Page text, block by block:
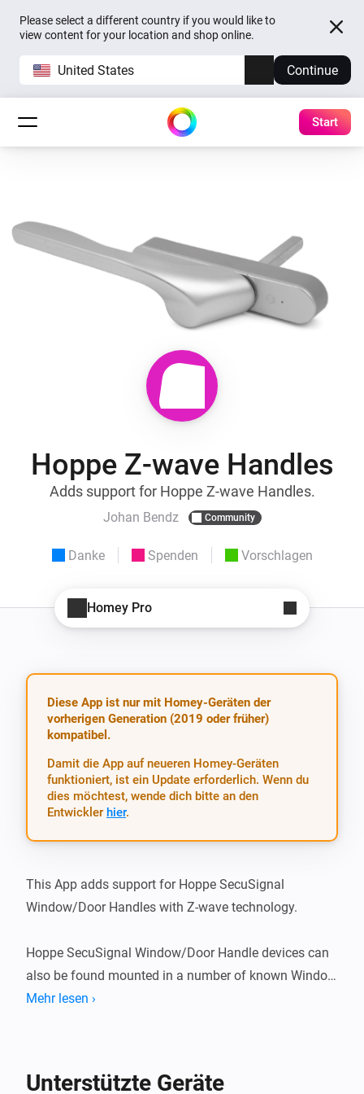
Please select a different country if you would like to
view content for your location and shop online.
United States Continue
Start
Hoppe Z-wave Handles
Adds support for Hoppe Z-wave Handles.
Johan Bendz Community
Danke Spenden Vorschlagen
Homey Pro
Diese App ist nur mit Homey-Geräten der
vorherigen Generation (2019 oder früher)
kompatibel.
Damit die App auf neueren Homey-Geräten
funktioniert, ist ein Update erforderlich. Wenn du
dies möchtest, wende dich bitte an den
Entwickler hier.
This App adds support for Hoppe SecuSignal
Window/Door Handles with Z-wave technology.
Hoppe SecuSignal Window/Door Handle devices can
also be found mounted in a number of known Window
brands, such as: - Elitfönster (swedish brand) - ERA
Mehr lesen ›
Unterstützte Geräte